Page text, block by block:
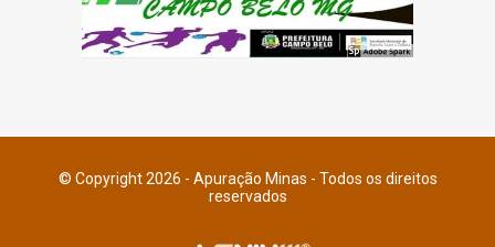
© Copyright 2026 - Apuração Minas - Todos os direitos
reservados